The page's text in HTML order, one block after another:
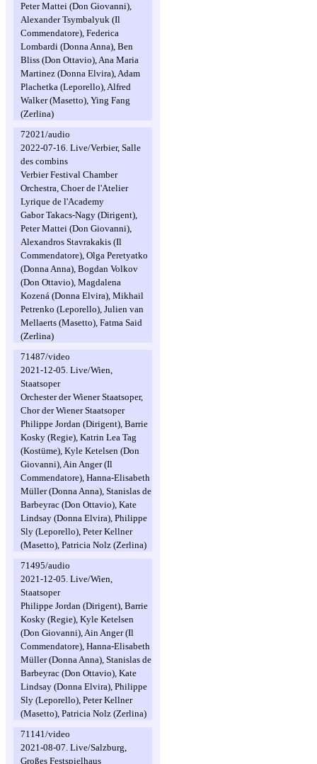
Peter Mattei (Don Giovanni),
Alexander Tsymbalyuk (Il
Commendatore), Federica
Lombardi (Donna Anna), Ben
Bliss (Don Ottavio), Ana Maria
Martinez (Donna Elvira), Adam
Plachetka (Leporello), Alfred
Walker (Masetto), Ying Fang
(Zerlina)
72021/audio
2022-07-16. Live/Verbier, Salle
des combins
Verbier Festival Chamber
Orchestra, Choer de l'Atelier
Lyrique de l'Academy
Gabor Takacs-Nagy (Dirigent),
Peter Mattei (Don Giovanni),
Alexandros Stavrakakis (Il
Commendatore), Olga Peretyatko
(Donna Anna), Bogdan Volkov
(Don Ottavio), Magdalena
Kozená (Donna Elvira), Mikhail
Petrenko (Leporello), Julien van
Mellaerts (Masetto), Fatma Said
(Zerlina)
71487/video
2021-12-05. Live/Wien,
Staatsoper
Orchester der Wiener Staatsoper,
Chor der Wiener Staatsoper
Philippe Jordan (Dirigent), Barrie
Kosky (Regie), Katrin Lea Tag
(Kostüme), Kyle Ketelsen (Don
Giovanni), Ain Anger (Il
Commendatore), Hanna-Elisabeth
Müller (Donna Anna), Stanislas de
Barbeyrac (Don Ottavio), Kate
Lindsay (Donna Elvira), Philippe
Sly (Leporello), Peter Kellner
(Masetto), Patricia Nolz (Zerlina)
71495/audio
2021-12-05. Live/Wien,
Staatsoper
Philippe Jordan (Dirigent), Barrie
Kosky (Regie), Kyle Ketelsen
(Don Giovanni), Ain Anger (Il
Commendatore), Hanna-Elisabeth
Müller (Donna Anna), Stanislas de
Barbeyrac (Don Ottavio), Kate
Lindsay (Donna Elvira), Philippe
Sly (Leporello), Peter Kellner
(Masetto), Patricia Nolz (Zerlina)
71141/video
2021-08-07. Live/Salzburg,
Großes Festspielhaus